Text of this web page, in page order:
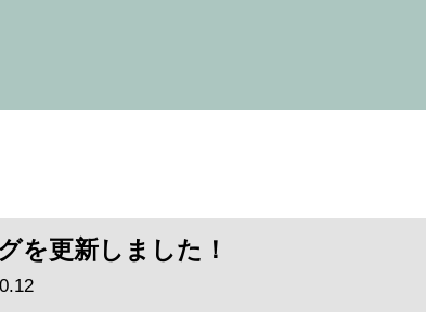
を更新しました！